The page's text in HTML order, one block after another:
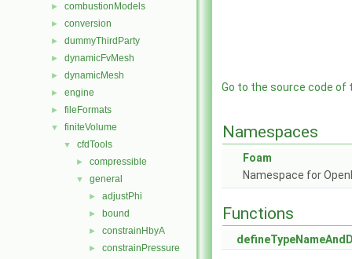
► combustionModels
► conversion
► dummyThirdParty
► dynamicFvMesh
► dynamicMesh
► engine
► fileFormats
▼ finiteVolume
▼ cfdTools
► compressible
▼ general
► adjustPhi
► bound
► constrainHbyA
► constrainPressure
Go to the source code of
Namespaces
Foam
Namespace for
Functions